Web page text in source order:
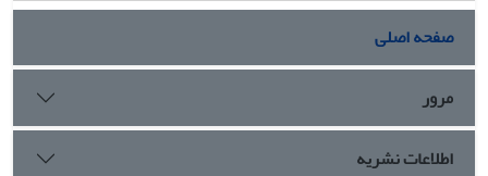
صفحه اصلی
مرور
اطلاعات نشریه